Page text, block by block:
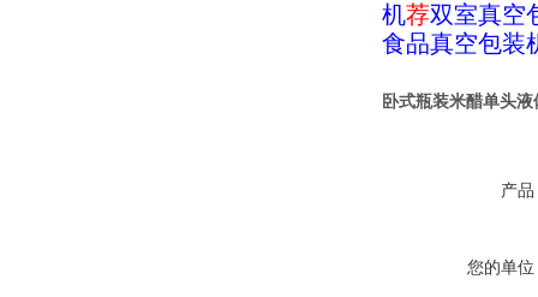
机荐双室真空
食品真空包装
卧式瓶装米醋单头
产品
您的单位